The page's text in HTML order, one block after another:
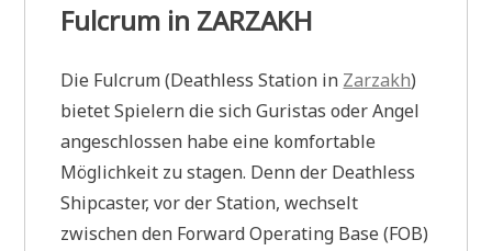
Fulcrum in ZARZAKH
Die Fulcrum (Deathless Station in Zarzakh)
bietet Spielern die sich Guristas oder Angel
angeschlossen habe eine komfortable
Möglichkeit zu stagen. Denn der Deathless
Shipcaster, vor der Station, wechselt
zwischen den Forward Operating Base (FOB)